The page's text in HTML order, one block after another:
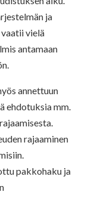
ja
vielä
antamaan
annettuun
ehdotuksia mm.
rajaaminen
pakkohaku ja